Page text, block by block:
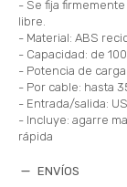
- Se fija
libre.
- Material: ABS
- Capacidad: de
- Potencia de carga
- Por cable: hasta
- Entrada/salida:
- Incluye: agarre
rápida
ENVÍOS